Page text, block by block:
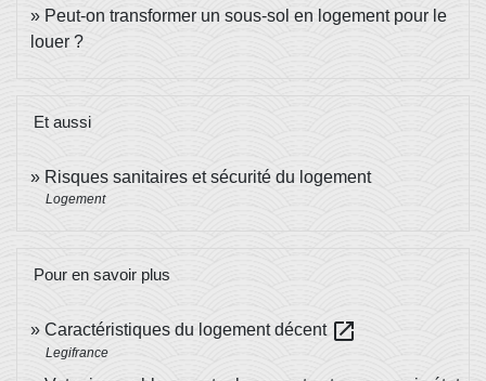
Peut-on transformer un sous-sol en logement pour le
louer ?
Et aussi
Risques sanitaires et sécurité du logement
Logement
Pour en savoir plus
Caractéristiques du logement décent open_in_new
Legifrance